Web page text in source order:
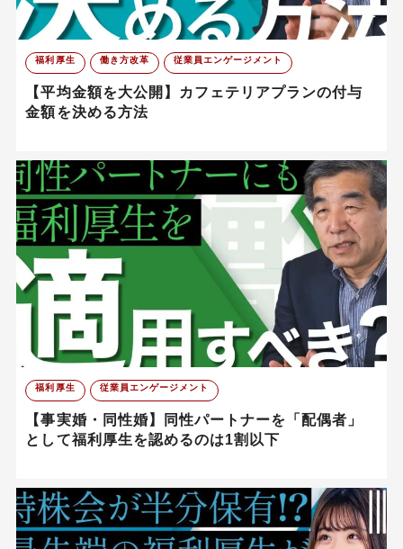
福利厚生 働き方改革 従業員エンゲージメント
【平均金額を大公開】カフェテリアプランの付与
金額を決める方法
福利厚生 従業員エンゲージメント
【事実婚・同性婚】同性パートナーを「配偶者」
として福利厚生を認めるのは1割以下